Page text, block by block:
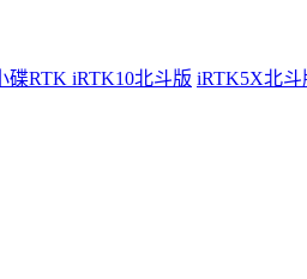
碟RTK iRTK10北斗版 iRTK5X北斗